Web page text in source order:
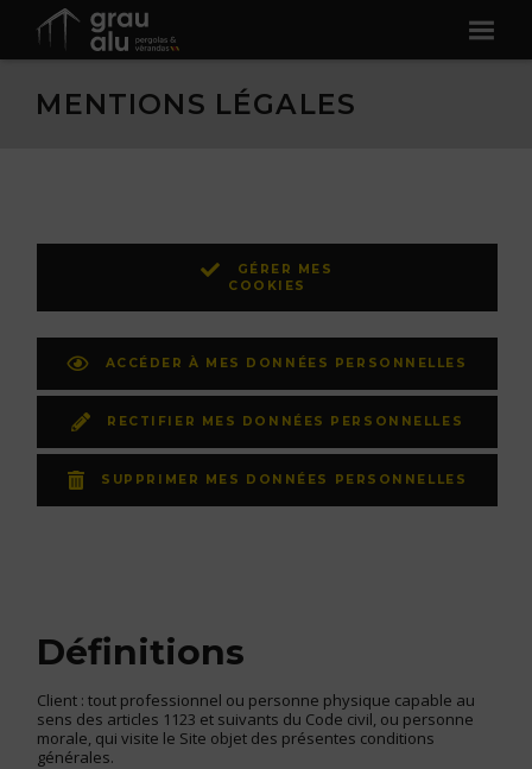
MENTIONS LÉGALES
GÉRER MES
COOKIES
ACCÉDER À MES DONNÉES PERSONNELLES
RECTIFIER MES DONNÉES PERSONNELLES
SUPPRIMER MES DONNÉES PERSONNELLES
Définitions
Client : tout professionnel ou personne physique capable au
sens des articles 1123 et suivants du Code civil, ou personne
morale, qui visite le Site objet des présentes conditions
générales.